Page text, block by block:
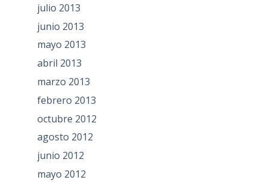
julio 2013
junio 2013
mayo 2013
abril 2013
marzo 2013
febrero 2013
octubre 2012
agosto 2012
junio 2012
mayo 2012